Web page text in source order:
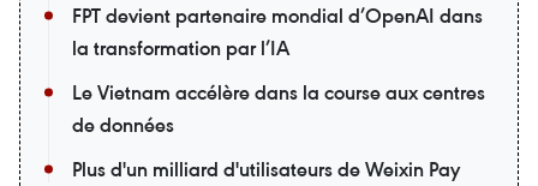
FPT devient partenaire mondial d’OpenAI dans
la transformation par l’IA
Le Vietnam accélère dans la course aux centres
de données
Plus d'un milliard d'utilisateurs de Weixin Pay